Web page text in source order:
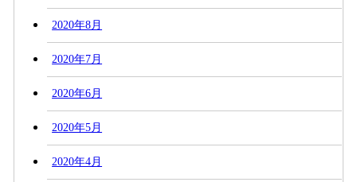
2020年8月
2020年7月
2020年6月
2020年5月
2020年4月